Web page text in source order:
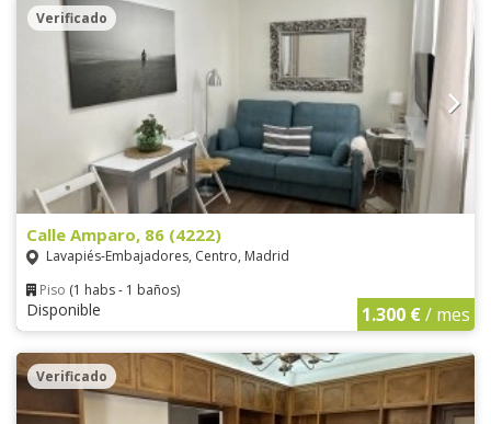
Verificado
Calle Amparo, 86 (4222)
Lavapiés-Embajadores, Centro, Madrid
Piso (1 habs - 1 baños)
Disponible 1.300 €/ mes
Verificado